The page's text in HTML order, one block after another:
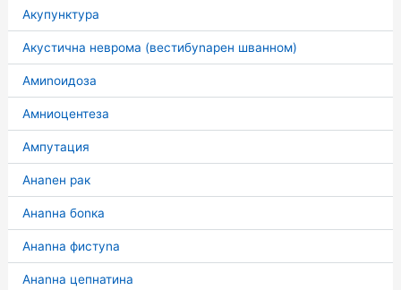
Акупунктура
Акустична неврома (вестибуnарен шванном)
Амиnоидоза
Амниоцентеза
Ампутация
Анаnен рак
Анаnна боnка
Анаnна фистуnа
Анаnна цепнатина